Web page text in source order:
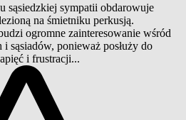
sąsiedzkiej sympatii obdarowuje
na śmietniku perkusją.
ogromne zainteresowanie wśród
sąsiadów, ponieważ posłuży do
i frustracji...